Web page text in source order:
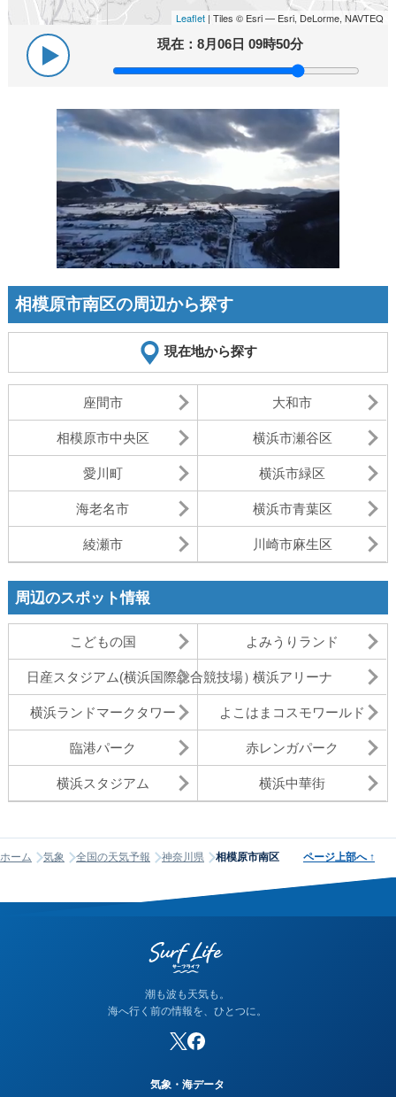
Leaflet | Tiles © Esri — Esri, DeLorme, NAVTEQ
現在：8月06日 09時50分
相模原市南区の周辺から探す
現在地から探す
座間市 大和市
相模原市中央区 横浜市瀬谷区
愛川町 横浜市緑区
海老名市 横浜市青葉区
綾瀬市 川崎市麻生区
周辺のスポット情報
こどもの国 よみうりランド
日産スタジアム(横浜国際総合競技場）横浜アリーナ
横浜ランドマークタワー よこはまコスモワールド
臨港パーク 赤レンガパーク
横浜スタジアム 横浜中華街
ホーム 気象 全国の天気予報 神奈川県 相模原市南区 ページ上部へ ↑
潮も波も天気も。
海へ行く前の情報を、ひとつに。
気象・海データ